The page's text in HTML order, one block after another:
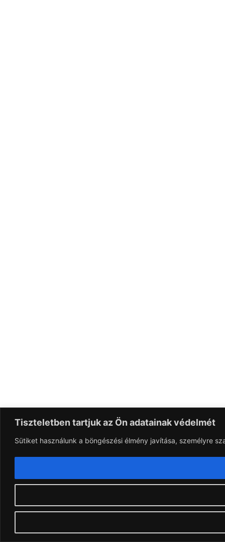
Tiszteletben tartjuk az Ön adatainak védelmét
Sütiket használunk a böngészési élmény javítása, személyre